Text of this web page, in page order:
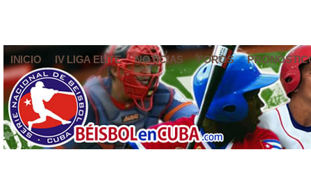
INICIO IV LIGA ELITE NOTICIAS FOROS